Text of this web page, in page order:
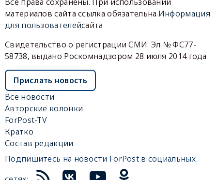
материалов сайта ссылка обязательна.Информация
для пользователейсайта
Свидетельство о регистрации СМИ: Эл № ФС77-
58738, выдано Роскомнадзором 28 июля 2014 года
Прислать новость
Все новости
Авторские колонки
ForPost-TV
Кратко
Состав редакции
Подпишитесь на новости ForPost в социальных